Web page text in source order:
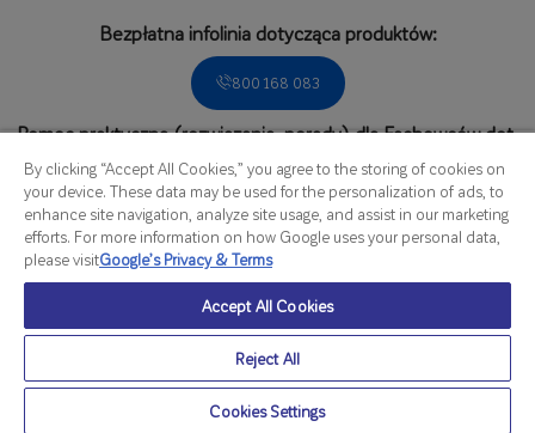
Bezpłatna infolinia dotycząca produktów:
800 168 083
Pomoc praktyczna (rozwiązania, porady) dla Fachowców dot.
Zadzwoń do Biura Obsługi Fachowca:
536 166 809
czynne od poniedziałku do piątku
w godzinach od 8.00 do 16.00
Szczegółowa mapa kontaktów
Polityka prywatności i plików cookies ATLAS sp. z
o.o. (01.04.2026)
2026
By clicking “Accept All Cookies,” you agree to the storing of cookies on
your device. These data may be used for the personalization of ads, to
enhance site navigation, analyze site usage, and assist in our marketing
efforts. For more information on how Google uses your personal data,
please visitGoogle’s Privacy & Terms
Accept All Cookies
Reject All
Cookies Settings